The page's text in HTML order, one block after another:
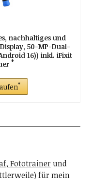
nachhaltiges und
50-MP-Dual-
16)) inkl. iFixit
Fototrainer und
für mein